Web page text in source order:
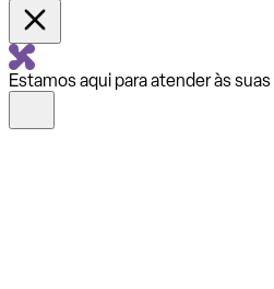
Estamos aqui para atender às